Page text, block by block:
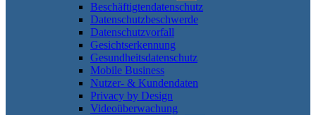
Beschäftigtendatenschutz
Datenschutzbeschwerde
Datenschutzvorfall
Gesichtserkennung
Gesundheitsdatenschutz
Mobile Business
Nutzer- & Kundendaten
Privacy by Design
Videoüberwachung